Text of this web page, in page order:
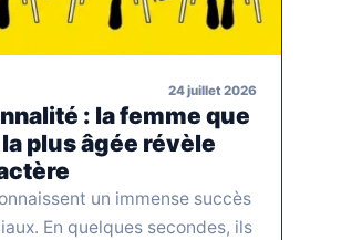
24 juillet 2026
: la femme que
plus âgée révèle
un immense succès
En quelques secondes, ils